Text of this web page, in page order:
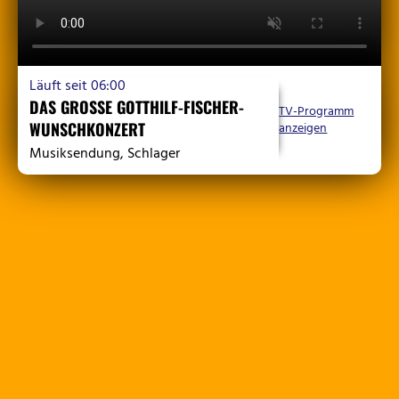
Läuft seit06:00
DAS GROSSE GOTTHILF-FISCHER-W
UNSCHKONZERT
Musiksendung, Schlager
TV-Programm
anzeigen